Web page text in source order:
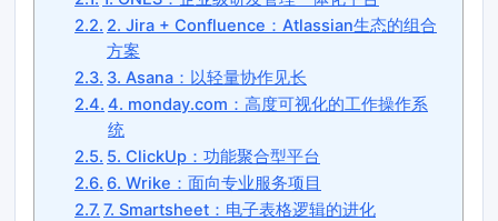
2. Jira + Confluence：Atlassian生态的组合
方案
3. Asana：以轻量协作见长
4. monday.com：高度可视化的工作操作系
统
5. ClickUp：功能聚合型平台
6. Wrike：面向专业服务项目
7. Smartsheet：电子表格逻辑的进化